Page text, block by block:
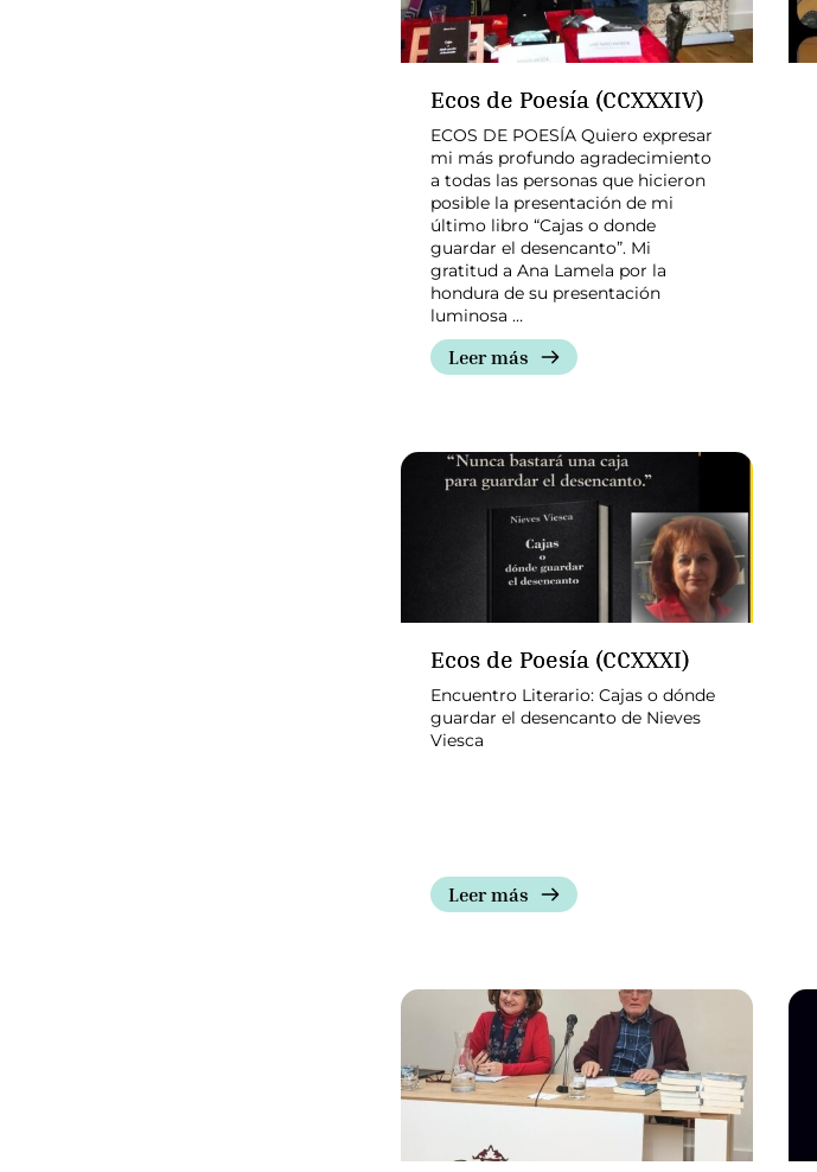
Ecos de Poesía (CCXXXIV)
ECOS DE POESÍA Quiero expresar
mi más profundo agradecimiento
a todas las personas que hicieron
posible la presentación de mi
último libro “Cajas o donde
guardar el desencanto”. Mi
gratitud a Ana Lamela por la
hondura de su presentación
luminosa …
Leer más
Ecos de Poesía (CCXXXI)
Encuentro Literario: Cajas o dónde
guardar el desencanto de Nieves
Viesca
Leer más